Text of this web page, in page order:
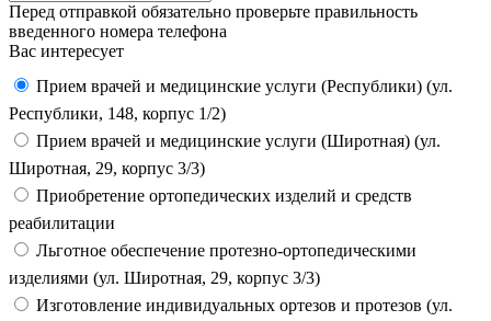
Перед отправкой обязательно проверьте правильность
введенного номера телефона
Вас интересует
Прием врачей и медицинские услуги (Республики) (ул.
Республики, 148, корпус 1/2)
Прием врачей и медицинские услуги (Широтная) (ул.
Широтная, 29, корпус 3/3)
Приобретение ортопедических изделий и средств
реабилитации
Льготное обеспечение протезно-ортопедическими
изделиями (ул. Широтная, 29, корпус 3/3)
Изготовление индивидуальных ортезов и протезов (ул.